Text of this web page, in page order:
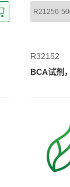
R32152
BCA试剂，